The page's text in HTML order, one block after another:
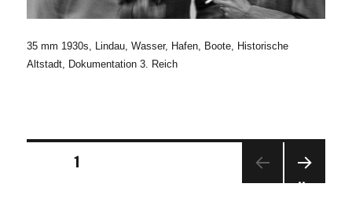
35 mm 1930s, Lindau, Wasser, Hafen, Boote, Historische
Altstadt, Dokumentation 3. Reich
Seitennummerierung
1